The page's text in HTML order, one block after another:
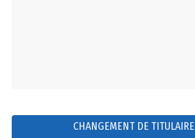
CHANGEMENT DE TITULAIRE